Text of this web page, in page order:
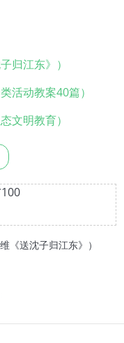
归江东》）
活动教案40篇）
文明教育）
《送沈子归江东》）